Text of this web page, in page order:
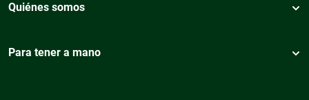
Quiénes somos
Para tener a mano